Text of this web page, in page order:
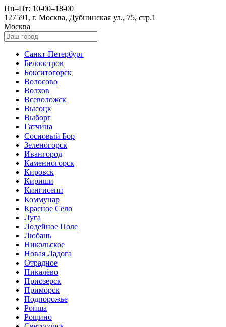
Пн–Пт: 10-00–18-00
127591, г. Москва, Дубнинская ул., 75, стр.1
Москва
Санкт-Петербург
Белоостров
Бокситогорск
Волосово
Волхов
Всеволожск
Высоцк
Выборг
Гатчина
Сосновый Бор
Зеленогорск
Ивангород
Каменногорск
Кировск
Кириши
Кингисепп
Коммунар
Красное Село
Луга
Лодейное Поле
Любань
Никольское
Новая Ладога
Отрадное
Пикалёво
Приозерск
Приморск
Подпорожье
Ропша
Рощино